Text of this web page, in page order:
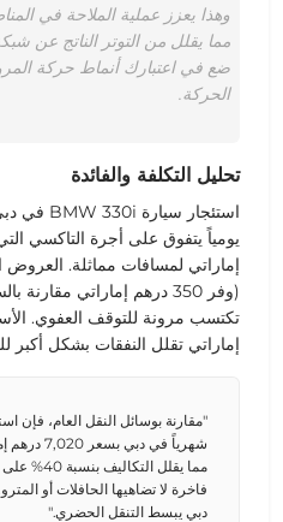
وهذا يعزز عملية الملاحة في
مما يقلل من التوتر الناتج عن
ضع في اعتبارك أنماط حركة
الحركة.
تحليل التكلفة والفائدة
استئجار سيارة BMW 330i في دبي بسعر
يومياً
إماراتي لمسافات مماثلة. العروض
(وفر 350 درهم إماراتي مقارنة بالسعر اليومي
تكتسب مرونة للتوقف العفوي.
إماراتي تقلل النفقات بشكل أكبر
شهرياً في
مما يقلل
دبي يبسط التنقل الحضري."